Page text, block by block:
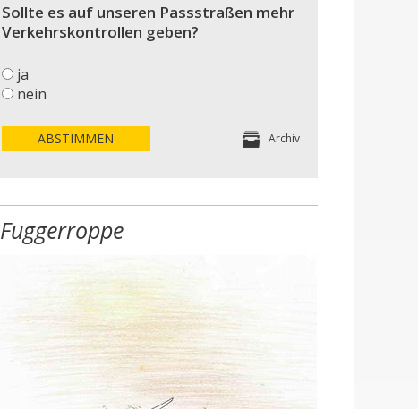
Sollte es auf unseren Passstraßen mehr
Verkehrskontrollen geben?
ja
nein
ABSTIMMEN Archiv
Fuggerroppe